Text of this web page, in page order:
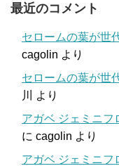
最近のコメント
セロームの葉が世
cagolin より
セロームの葉が世
川
より
アガベ ジェミニフ
に cagolin より
アガベ ジェミニフ